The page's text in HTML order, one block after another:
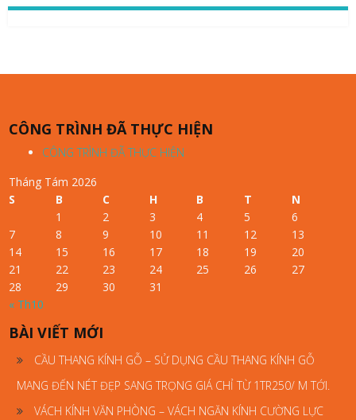
CÔNG TRÌNH ĐÃ THỰC HIỆN
CÔNG TRÌNH ĐÃ THỰC HIỆN
Tháng Tám 2026
S
B C H B T N
« Th10
1 2 3 4 5
6
7
8 9 10 11 12
13
14
15 16 17 18 19
20
21
22 23 24 25 26
27
28
29 30 31
BÀI VIẾT MỚI
CẦU THANG KÍNH GỖ – SỬ DỤNG CẦU THANG KÍNH GỖ
MANG ĐẾN NÉT ĐẸP SANG TRỌNG GIÁ CHỈ TỪ 1TR250/ M TỚI.
VÁCH KÍNH VĂN PHÒNG – VÁCH NGĂN KÍNH CƯỜNG LỰC